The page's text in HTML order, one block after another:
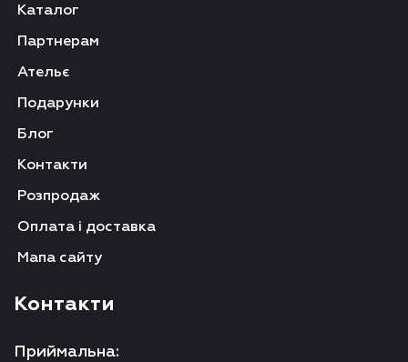
Каталог
Партнерам
Ательє
Подарунки
Блог
Контакти
Розпродаж
Оплата і доставка
Мапа сайту
Контакти
Приймальна: